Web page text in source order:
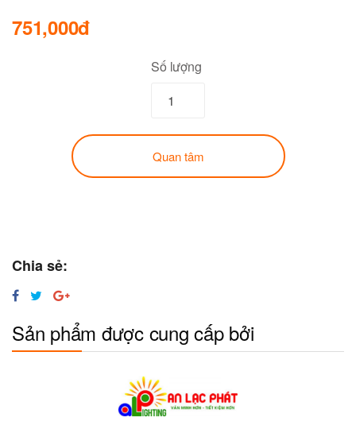
751,000đ
Số lượng
Quan tâm
Chia sẻ:
Sản phẩm được cung cấp bởi